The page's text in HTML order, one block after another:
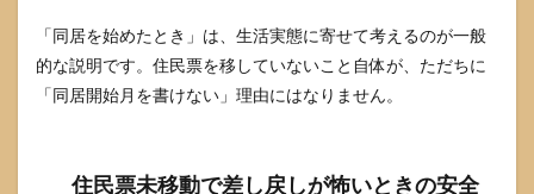
10.3
挙式を
してい
ます
「同居を始めたとき」は、生活実態に寄せて考えるのが一般
的な説明です。住民票を移していないこと自体が、ただちに
「同居開始月を書けない」理由にはなりません。
住民票未移動で差し戻しが怖いときの安全